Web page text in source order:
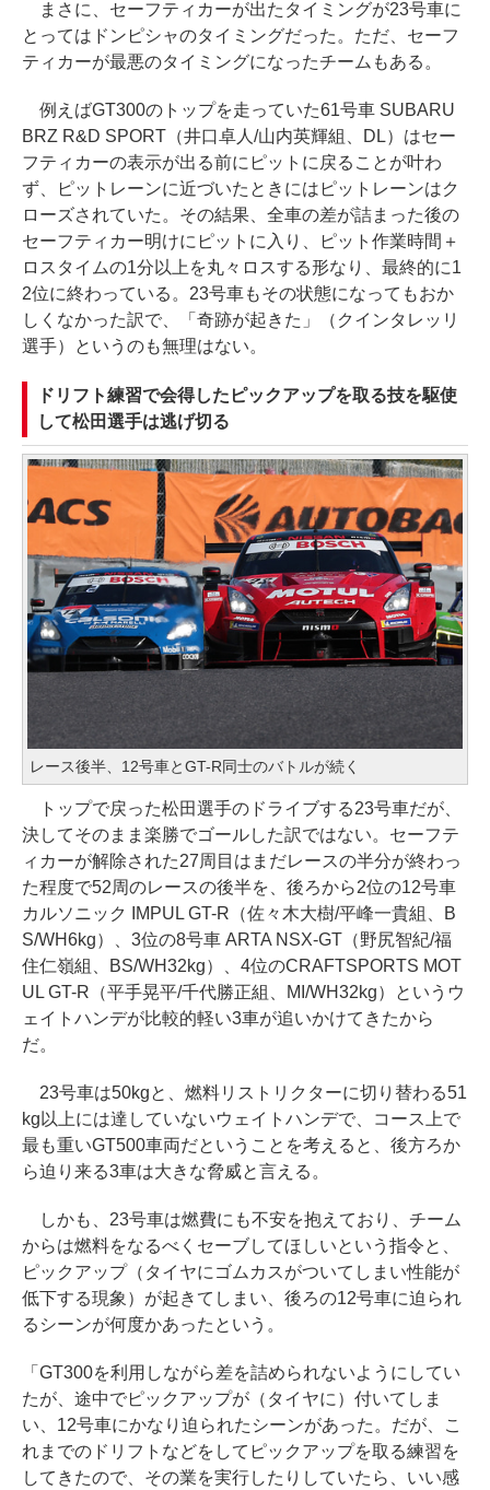
まさに、セーフティカーが出たタイミングが23号車に
とってはドンピシャのタイミングだった。ただ、セーフ
ティカーが最悪のタイミングになったチームもある。
例えばGT300のトップを走っていた61号車 SUBARU
BRZ R&D SPORT（井口卓人/山内英輝組、DL）はセー
フティカーの表示が出る前にピットに戻ることが叶わ
ず、ピットレーンに近づいたときにはピットレーンはク
ローズされていた。その結果、全車の差が詰まった後の
セーフティカー明けにピットに入り、ピット作業時間＋
ロスタイムの1分以上を丸々ロスする形なり、最終的に1
2位に終わっている。23号車もその状態になってもおか
しくなかった訳で、「奇跡が起きた」（クインタレッリ
選手）というのも無理はない。
ドリフト練習で会得したピックアップを取る技を駆使
して松田選手は逃げ切る
レース後半、12号車とGT-R同士のバトルが続く
トップで戻った松田選手のドライブする23号車だが、
決してそのまま楽勝でゴールした訳ではない。セーフテ
ィカーが解除された27周目はまだレースの半分が終わっ
た程度で52周のレースの後半を、後ろから2位の12号車
カルソニック IMPUL GT-R（佐々木大樹/平峰一貴組、B
S/WH6kg）、3位の8号車 ARTA NSX-GT（野尻智紀/福
住仁嶺組、BS/WH32kg）、4位のCRAFTSPORTS MOT
UL GT-R（平手晃平/千代勝正組、MI/WH32kg）というウ
ェイトハンデが比較的軽い3車が追いかけてきたから
だ。
23号車は50kgと、燃料リストリクターに切り替わる51
kg以上には達していないウェイトハンデで、コース上で
最も重いGT500車両だということを考えると、後方ろか
ら迫り来る3車は大きな脅威と言える。
しかも、23号車は燃費にも不安を抱えており、チーム
からは燃料をなるべくセーブしてほしいという指令と、
ピックアップ（タイヤにゴムカスがついてしまい性能が
低下する現象）が起きてしまい、後ろの12号車に迫られ
るシーンが何度かあったという。
「GT300を利用しながら差を詰められないようにしてい
たが、途中でピックアップが（タイヤに）付いてしま
い、12号車にかなり迫られたシーンがあった。だが、こ
れまでのドリフトなどをしてピックアップを取る練習を
してきたので、その業を実行したりしていたら、いい感